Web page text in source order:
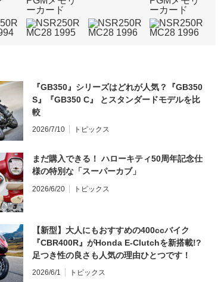
『GB350』シリーズはどれが人気？『GB350
S』『GB350 C』 とスタンダードモデルを比
較
2026/7/10 トピックス
まだ購入できる！ ハローキティ50周年記念仕
様の特別な「スーパーカブ」
2026/6/20 トピックス
【新型】大人にもおすすめの400ccバイク
『CBR400R』がHonda E-Clutchを新搭載!?
足つき性の良さも人気の理由ひとつです！
2026/6/1 トピックス